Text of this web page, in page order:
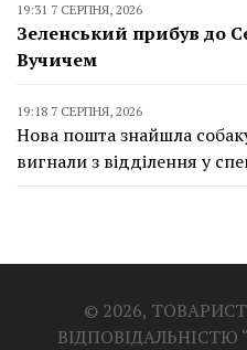
19:31 7 СЕРПНЯ, 2026
Зеленський прибув до
Вучичем
19:18 7 СЕРПНЯ, 2026
Нова пошта знайшла
вигнали з відділення у
© 2026,
ВІДПОВІДАЛЬНІСТЮ